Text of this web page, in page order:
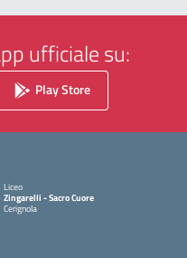
ufficiale su:
Play Store
Liceo
Zingarelli - Sacro Cuore
Cerignola
— Visita la pagina iniziale della scuola